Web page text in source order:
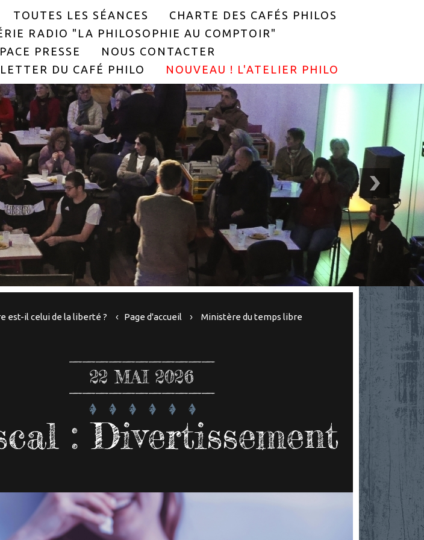
TOUTES LES SÉANCES
CHARTE DES CAFÉS PHILOS
RADIO "LA PHILOSOPHIE AU COMPTOIR"
PRESSE
NOUS CONTACTER
DU CAFÉ PHILO
NOUVEAU ! L'ATELIER PHILO
est-il celui de la liberté ? Page d'accueil Ministère du temps libre
22 MAI 2026
: Divertissement